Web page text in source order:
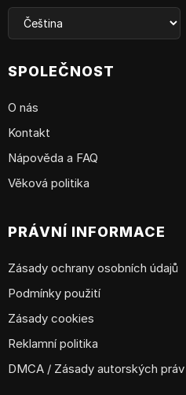
SPOLEČNOST
O nás
Kontakt
Nápověda a FAQ
Věková politika
PRÁVNÍ INFORMACE
Zásady ochrany osobních údajů
Podmínky použití
Zásady cookies
Reklamní politika
DMCA / Zásady autorských práv